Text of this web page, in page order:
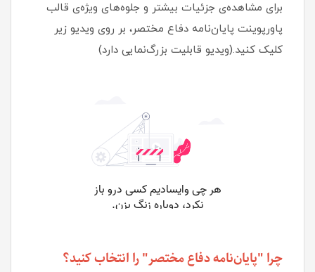
برای مشاهده‌ی جزئیات بیشتر و جلوه‌های ویژه‌ی قالب
پاورپوینت پایان‌نامه دفاع مختصر، بر روی ویدیو زیر
کلیک کنید.(ویدیو قابلیت بزرگ‌نمایی دارد)
چرا "پایان‌نامه دفاع مختصر" را انتخاب کنید؟